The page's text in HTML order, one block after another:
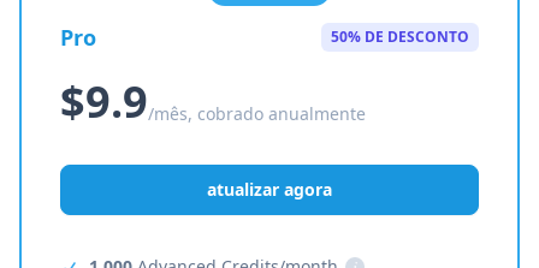
Pro 50% DE DESCONTO
$9.9/mês, cobrado anualmente
atualizar agora